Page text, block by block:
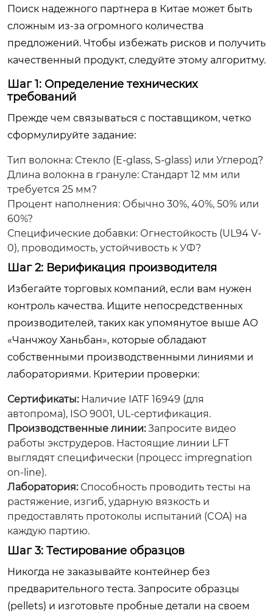
Поиск надежного партнера в Китае может быть
сложным из-за огромного количества
предложений. Чтобы избежать рисков и получить
качественный продукт, следуйте этому алгоритму.
Шаг 1: Определение технических
требований
Прежде чем связываться с поставщиком, четко
сформулируйте задание:
Тип волокна: Стекло (E-glass, S-glass) или Углерод?
Длина волокна в грануле: Стандарт 12 мм или
требуется 25 мм?
Процент наполнения: Обычно 30%, 40%, 50% или
60%?
Специфические добавки: Огнестойкость (UL94 V-
0), проводимость, устойчивость к УФ?
Шаг 2: Верификация производителя
Избегайте торговых компаний, если вам нужен
контроль качества. Ищите непосредственных
производителей, таких как упомянутое выше АО
«Чанчжоу Ханьбан», которые обладают
собственными производственными линиями и
лабораториями. Критерии проверки:
Сертификаты:Наличие IATF 16949 (для
автопрома), ISO 9001, UL-сертификация.
Производственные линии:Запросите видео
работы экструдеров. Настоящие линии LFT
выглядят специфически (процесс impregnation
on-line).
Лаборатория:Способность проводить тесты на
растяжение, изгиб, ударную вязкость и
предоставлять протоколы испытаний (COA) на
каждую партию.
Шаг 3: Тестирование образцов
Никогда не заказывайте контейнер без
предварительного теста. Запросите образцы
(pellets) и изготовьте пробные детали на своем